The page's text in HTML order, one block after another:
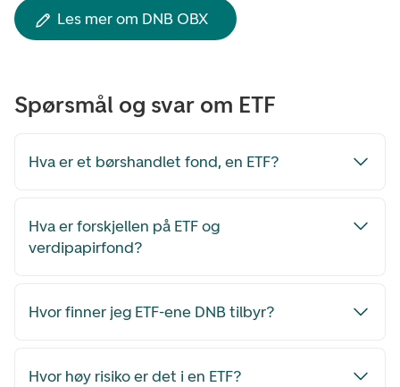
Les mer om DNB OBX
Spørsmål og svar om ETF
Hva er et børshandlet fond, en ETF?
Hva er forskjellen på ETF og
verdipapirfond?
Hvor finner jeg ETF-ene DNB tilbyr?
Hvor høy risiko er det i en ETF?